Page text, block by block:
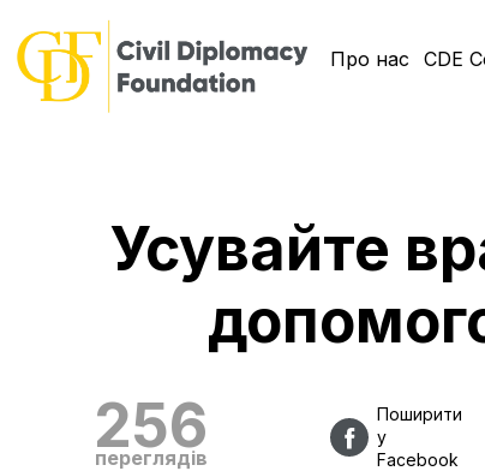
Про нас CDE
Усувайте
256
переглядів
Поширити
у
Facebook